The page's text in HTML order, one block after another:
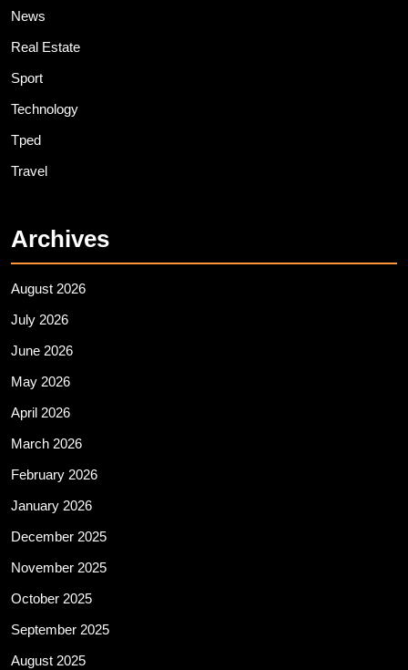
News
Real Estate
Sport
Technology
Tped
Travel
Archives
August 2026
July 2026
June 2026
May 2026
April 2026
March 2026
February 2026
January 2026
December 2025
November 2025
October 2025
September 2025
August 2025